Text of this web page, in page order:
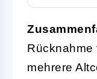
Rücknahme
mehrere